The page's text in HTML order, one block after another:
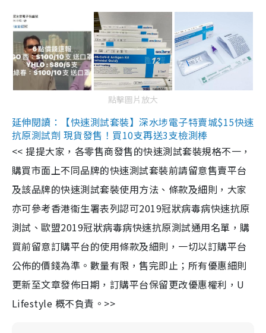
點擊圖片放大
延伸閱讀：【快速測試套裝】深水埗電子特賣城$15快速
抗原測試劑 現貨發售！買10支再送3支檢測棒
<< 提提大家，各零售商發售的快速測試套裝規格不一，
購買市面上不同品牌的快速測試套裝前請留意售賣平台
及該品牌的快速測試套裝使用方法、條款及細則，大家
亦可參考香港衞生署表列認可2019冠狀病毒病快速抗原
測試、歐盟2019冠狀病毒病快速抗原測試通用名單，購
買前留意訂購平台的使用條款及細則，一切以訂購平台
公佈的價錢為準。數量有限，售完即止；所有優惠細則
更新至文章發佈日期，訂購平台保留更改優惠權利，U
Lifestyle 概不負責。>>